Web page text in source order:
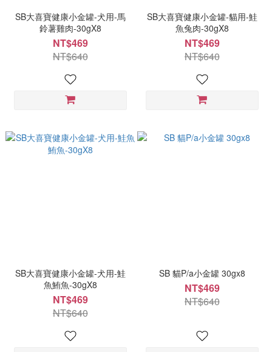
SB大喜寶健康小金罐-犬用-馬
鈴薯雞肉-30gX8
NT$469
NT$640
SB大喜寶健康小金罐-貓用-鮭
魚兔肉-30gX8
NT$469
NT$640
SB大喜寶健康小金罐-犬用-鮭
魚鮪魚-30gX8
NT$469
NT$640
SB 貓P/a小金罐 30gx8
NT$469
NT$640